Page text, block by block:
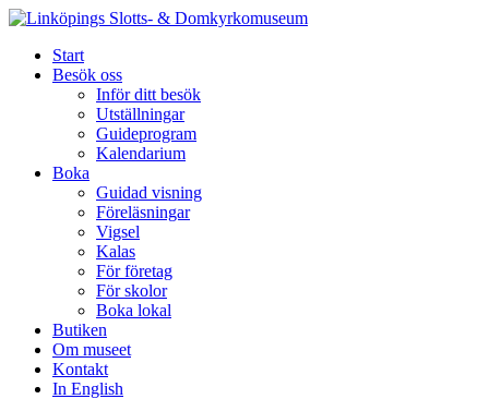
Start
Besök oss
Inför ditt besök
Utställningar
Guideprogram
Kalendarium
Boka
Guidad visning
Föreläsningar
Vigsel
Kalas
För företag
För skolor
Boka lokal
Butiken
Om museet
Kontakt
In English